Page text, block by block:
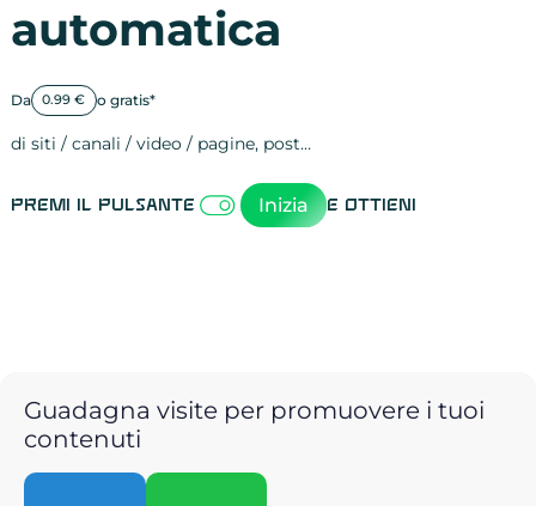
automatica
Da 0.99 € o gratis*
di siti / canali / video / pagine, post…
Premi il pulsante Inizia e ottieni
Guadagna visite per promuovere i tuoi
contenuti